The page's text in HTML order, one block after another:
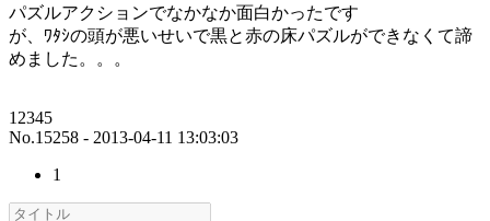
パズルアクションでなかなか面白かったです
が、ﾜﾀｼの頭が悪いせいで黒と赤の床パズルができなくて諦
めました。。。
12345
No.15258 - 2013-04-11 13:03:03
1